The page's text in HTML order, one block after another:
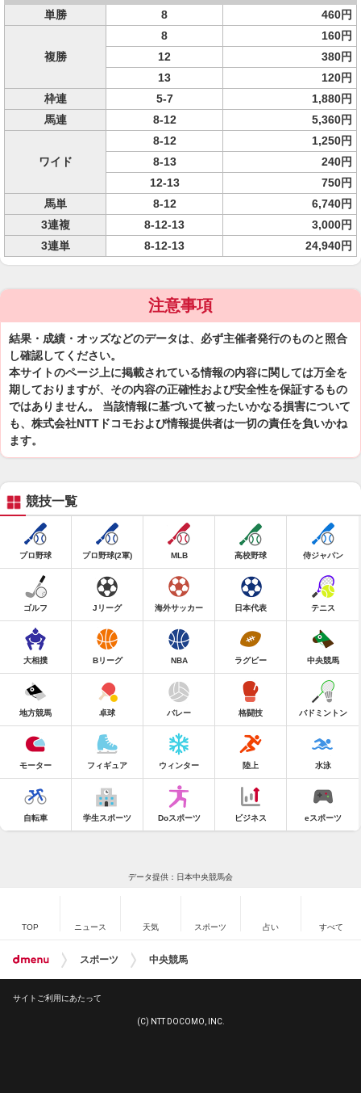
単勝 8 460円
複勝
8
160円
12
380円
13
120円
枠連
5-7
1,880円
馬連
8-12 5,360円
ワイド
8-12
1,250円
8-13
240円
12-13
750円
馬単
8-12
6,740円
3連複
8-12-13
3,000円
3連単
8-12-13 24,940円
注意事項
結果・成績・オッズなどのデータは、必ず主催者発行のものと照合
し確認してください。
本サイトのページ上に掲載されている情報の内容に関しては万全を
期しておりますが、その内容の正確性および安全性を保証するもの
ではありません。 当該情報に基づいて被ったいかなる損害について
も、株式会社NTTドコモおよび情報提供者は一切の責任を負いかね
ます。
競技一覧
プロ野球 プロ野球(2軍) MLB 高校野球 侍ジャパン
ゴルフ Jリーグ 海外サッカー 日本代表 テニス
大相撲 Bリーグ NBA ラグビー 中央競馬
地方競馬 卓球 バレー 格闘技 バドミントン
モーター フィギュア ウィンター 陸上 水泳
自転車 学生スポーツ Doスポーツ ビジネス eスポーツ
データ提供：日本中央競馬会
TOP ニュース 天気 スポーツ 占い すべて
スポーツ 中央競馬
サイトご利用にあたって
(C) NTT DOCOMO, INC.